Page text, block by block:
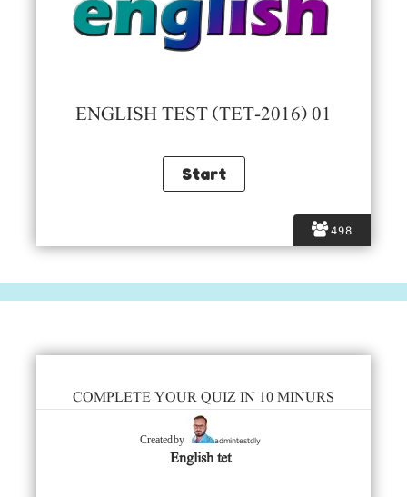
498
ENGLISH TEST (TET-2016) 01
COMPLETE YOUR QUIZ IN 10 MINURS
Created by admintestdly
English tet